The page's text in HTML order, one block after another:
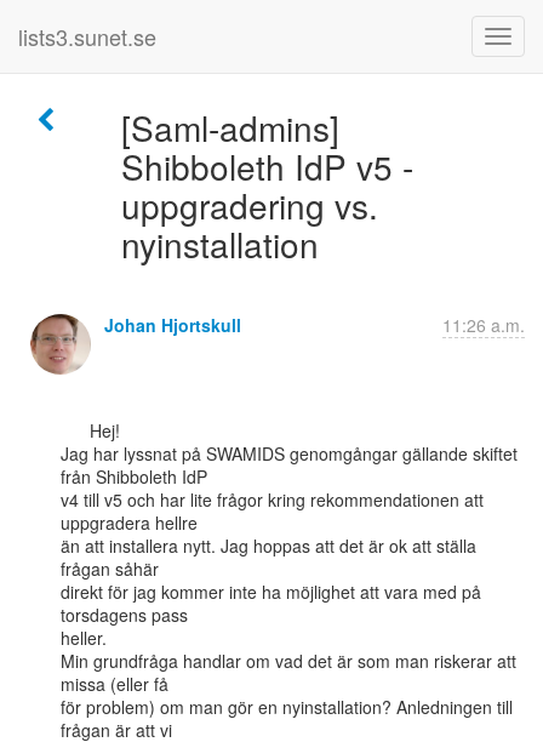
lists3.sunet.se
[Saml-admins]
Shibboleth IdP v5 -
uppgradering vs.
nyinstallation
Johan Hjortskull 11:26 a.m.
Jag har lyssnat på SWAMIDS genomgångar gällande skiftet
från Shibboleth IdP
v4 till v5 och har lite frågor kring rekommendationen att
uppgradera hellre
än att installera nytt. Jag hoppas att det är ok att ställa
frågan såhär
direkt för jag kommer inte ha möjlighet att vara med på
torsdagens pass
heller.
Min grundfråga handlar om vad det är som man riskerar att
missa (eller få
för problem) om man gör en nyinstallation? Anledningen till
frågan är att vi